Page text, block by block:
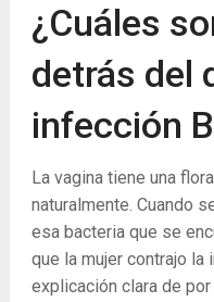
¿Cuáles
detrás del
infección
La vagina tiene una
naturalmente. Cuando
esa bacteria que se
que la mujer contrajo la
explicación clara de